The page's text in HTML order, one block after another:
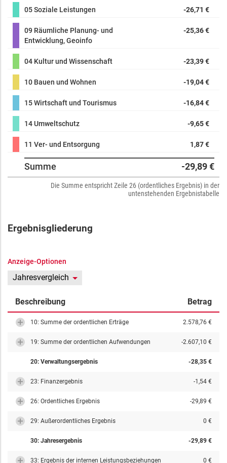
05 Soziale Leistungen -26,71 €
09 Räumliche Planung- und
Entwicklung, Geoinfo
-25,36 €
04 Kultur und Wissenschaft -23,39 €
10 Bauen und Wohnen -19,04 €
15 Wirtschaft und Tourismus -16,84 €
14 Umweltschutz -9,65 €
11 Ver- und Entsorgung 1,87 €
Summe -29,89 €
Die Summe entspricht Zeile 26 (ordentliches Ergebnis) in der
untenstehenden Ergebnistabelle
Ergebnisgliederung
Anzeige-Optionen
Jahresvergleich
Beschreibung Betrag
10: Summe der ordentlichen Erträge 2.578,76 €
19: Summe der ordentlichen Aufwendungen -2.607,10 €
20: Verwaltungsergebnis -28,35 €
23: Finanzergebnis -1,54 €
26: Ordentliches Ergebnis -29,89 €
29: Außerordentliches Ergebnis 0 €
30: Jahresergebnis -29,89 €
33: Ergebnis der internen Leistungsbeziehungen 0 €